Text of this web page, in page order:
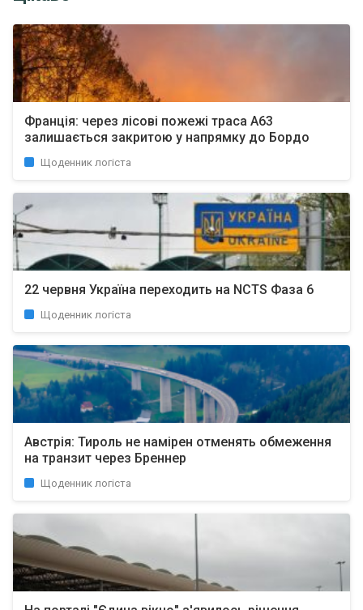
Франція: через лісові пожежі траса A63
залишається закритою у напрямку до Бордо
Щоденник логіста
22 червня Україна переходить на NCTS Фаза 6
Щоденник логіста
Австрія: Тироль не намірен отменять обмеження
на транзит через Бреннер
Щоденник логіста